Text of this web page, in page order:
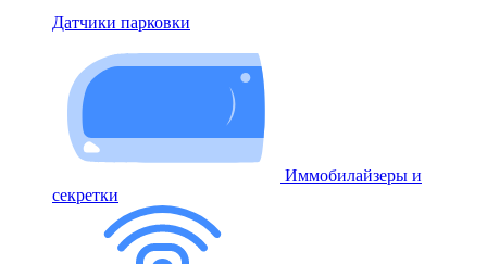
Датчики парковки
Иммобилайзеры и
секретки